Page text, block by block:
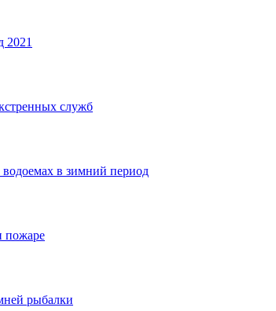
2021
служб
в зимний период
пожаре
рыбалки